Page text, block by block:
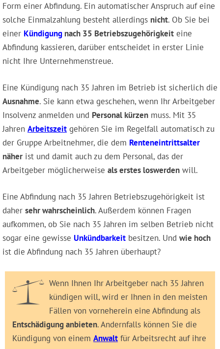
Form einer Abfindung. Ein automatischer Anspruch auf eine
solche Einmalzahlung besteht allerdings nicht. Ob Sie bei
einer Kündigung nach 35 Betriebszugehörigkeit eine
Abfindung kassieren, darüber entscheidet in erster Linie
nicht Ihre Unternehmenstreue.
Eine Kündigung nach 35 Jahren im Betrieb ist sicherlich die
Ausnahme. Sie kann etwa geschehen, wenn Ihr Arbeitgeber
Insolvenz anmelden und Personal kürzen muss. Mit 35
Jahren Arbeitszeit gehören Sie im Regelfall automatisch zu
der Gruppe Arbeitnehmer, die dem Renteneintrittsalter
näher ist und damit auch zu dem Personal, das der
Arbeitgeber möglicherweise als erstes loswerden will.
Eine Abfindung nach 35 Jahren Betriebszugehörigkeit ist
daher sehr wahrscheinlich. Außerdem können Fragen
aufkommen, ob Sie nach 35 Jahren im selben Betrieb nicht
sogar eine gewisse Unkündbarkeit besitzen. Und wie hoch
ist die Abfindung nach 35 Jahren überhaupt?
Wenn Ihnen Ihr Arbeitgeber nach 35 Jahren
kündigen will, wird er Ihnen in den meisten
Fällen von vorneherein eine Abfindung als
Entschädigung anbieten. Andernfalls können Sie die
Kündigung von einem Anwalt für Arbeitsrecht auf ihre